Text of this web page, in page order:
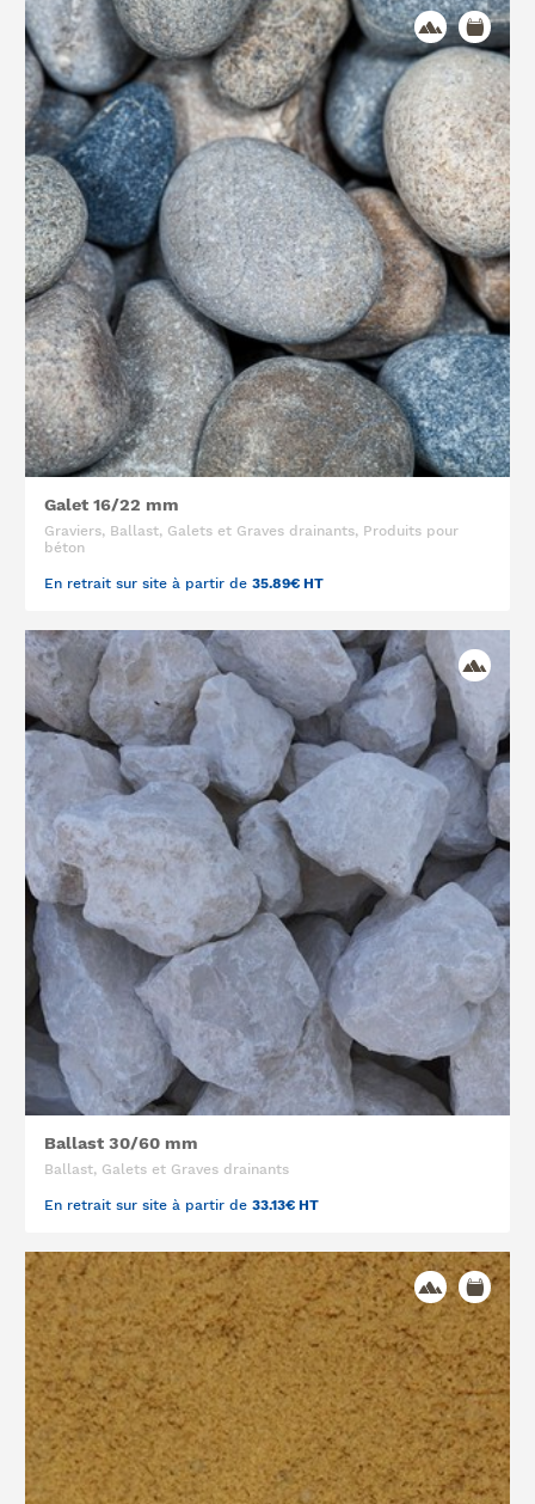
Galet 16/22 mm
Graviers, Ballast, Galets et Graves drainants, Produits pour
béton
En retrait sur site à partir de 35.89€ HT
Ballast 30/60 mm
Ballast, Galets et Graves drainants
En retrait sur site à partir de 33.13€ HT